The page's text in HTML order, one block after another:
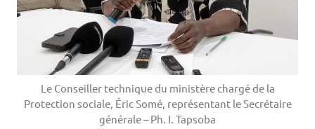
Le Conseiller technique du ministère chargé de la
Protection sociale, Éric Somé, représentant le Secrétaire
générale – Ph. I. Tapsoba